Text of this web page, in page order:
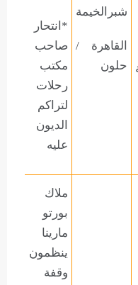
شبرالخيمة
القاهرة
حلون
*انتحار
صاحب
مكتب
رحلات
لتراكم
الديون
عليه
ملاك
بورتو
مارينا
ينظمون
وقفة